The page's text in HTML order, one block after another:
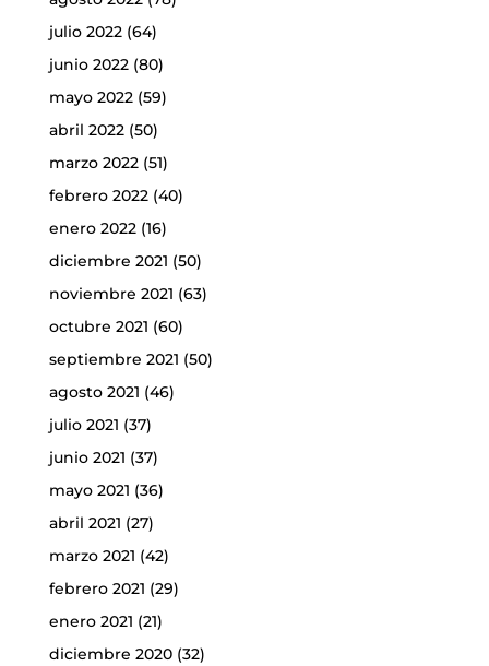
julio 2022(64)
junio 2022(80)
mayo 2022(59)
abril 2022(50)
marzo 2022(51)
febrero 2022(40)
enero 2022(16)
diciembre 2021 (50)
noviembre 2021 (63)
octubre 2021 (60)
septiembre 2021 (50)
agosto 2021 (46)
julio 2021 (37)
junio 2021 (37)
mayo 2021 (36)
abril 2021 (27)
marzo 2021 (42)
febrero 2021 (29)
enero 2021 (21)
diciembre 2020(32)